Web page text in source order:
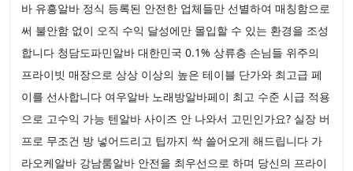
바 유흥알바 정식 등록된 안전한 업체들만 선별하여 매칭함으로
써 불안함 없이 오직 수익 달성에만 몰입할 수 있는 환경을 조성
합니다 청담도파민알바 대한민국 0.1% 상류층 손님들 위주의
프라이빗 매장으로 상상 이상의 높은 테이블 단가와 최고급 페
이를 선사합니다 여우알바 노래방알바페이 최고 수준 시급 적용
으로 고수익 가능 텐알바 사이즈 안 나와서 고민인가요? 실장 버
프로 무조건 방 넣어드리고 팁까지 싹 쓸어오게 해드립니다 가
라오케알바 강남룸알바 안전을 최우선으로 하며 당신의 프라이